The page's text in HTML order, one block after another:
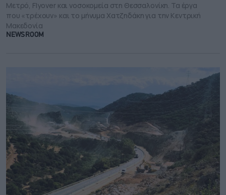
Μετρό, Flyover και νοσοκομεία στη Θεσσαλονίκη. Τα έργα
που «τρέχουν» και το μήνυμα Χατζηδάκη για την Κεντρική
Μακεδονία
NEWSROOM